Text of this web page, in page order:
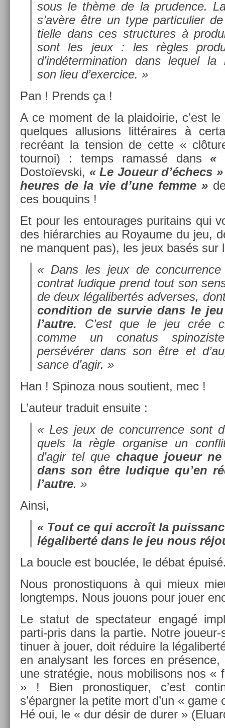
sous le thème de la prud­ence.
s’avère être un type par­ticuli­er
tiel­le dans ces struc­tures à
sont les jeux : les règles
d’indéter­mina­tion dans lequel la
son lieu d’exer­cice. »
Pan ! Pre­nds ça !
A ce mo­ment de la plaidoirie, c’est
quel­ques al­lus­ions lit­téraires à
recréant la tens­ion de cette «
tour­noi) : temps ramassé dans «
Dostoïevski, « Le Joueur d’échecs »
heures de la vie d’une femme »
ces bouquins !
Et pour les en­tourages puritains qui
des hié­rarch­ies au Royaume du jeu,
ne man­quent pas), les jeux basés sur
« Dans les jeux de
contra­t ludique prend tout son
de deux légalibertés ad­verses,
con­di­tion de sur­vie dans le
l’autre. C’est que le jeu crée
comme un con­atus
persévérer dans son être et
sance d’agir. »
Han ! Spinoza nous soutient, mec !
L’auteur traduit en­suite :
« Les jeux de con­curr­ence sont
quels la règle or­gan­ise un
d’agir tel que chaque joueur
dans son être ludique qu’en
l’autre. »
Ainsi,
« Tout ce qui accroît la
légaliberté dans le jeu nous
La bouc­le est bouclée, le débat
Nous pro­nos­tiquons à qui mieux
longtemps. Nous jouons pour jouer
Le statut de spec­tateur engagé
parti-pris dans la par­tie. Notre
tinu­er à jouer, doit réduire la
en an­alysant les for­ces en présence,
une stratégie, nous mobilisons nos «
» ! Bien pro­nos­tiqu­er, c’est
s’épargn­er la petite mort d’un « game
Hé oui, le « dur désir de durer »